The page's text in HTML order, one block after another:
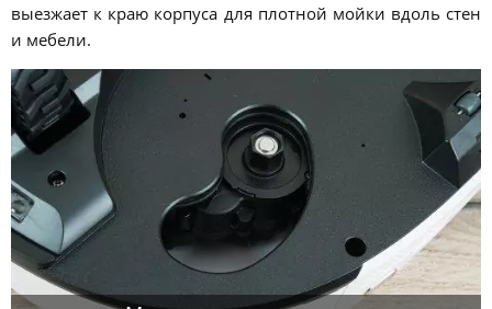
выезжает к краю корпуса для плотной мойки вдоль стен
и мебели.